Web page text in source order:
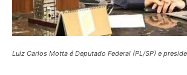
Luiz Carlos Motta é Deputado Federal (PL/SP) e